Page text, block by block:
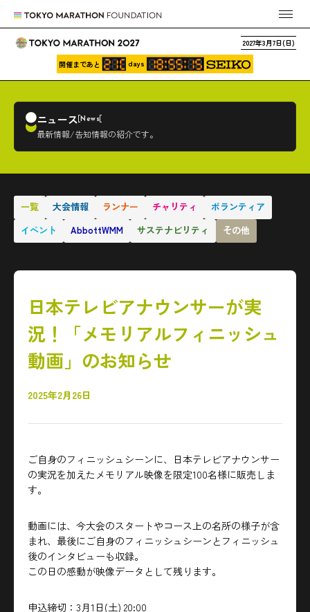
2027年3月7日(日)
開催まであと days
ニュース News
最新情報/告知情報の紹介です。
一覧 大会情報 ランナー チャリティ
ボランティア
イベント
AbbottWMM サステナビリティ その他
日本テレビアナウンサーが実
況！「メモリアルフィニッシュ
動画」のお知らせ
2025年2月26日
ご自身のフィニッシュシーンに、日本テレビアナウンサー
の実況を加えたメモリアル映像を限定100名様に販売しま
す。
動画には、今大会のスタートやコース上の名所の様子が含
まれ、最後にご自身のフィニッシュシーンとフィニッシュ
後のインタビューも収録。
この日の感動が映像データとして残ります。
申込締切：3月1日(土) 20:00